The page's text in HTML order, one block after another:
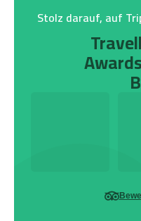
Stolz darauf, auf